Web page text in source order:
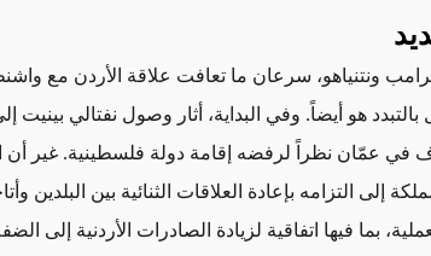
ونتنياهو، سرعان ما تعافت علاقة الأردن مع
بالتبدد هو أيضاً. وفي البداية، أثار وصول نفتالي بينيت
في عمّان نظراً لرفضه إقامة دولة فلسطينية. غير أن
إلى التزامه بإعادة العلاقات الثنائية بين
، بما فيها اتفاقية لزيادة الصادرات الأردنية إلى